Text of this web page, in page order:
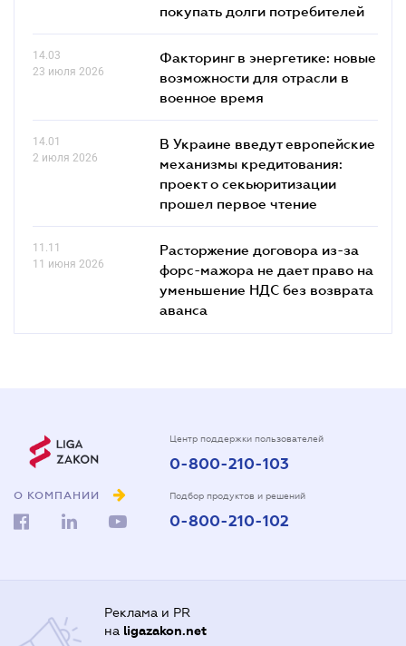
покупать долги потребителей
14.03
23 июля 2026
Факторинг в энергетике: новые
возможности для отрасли в
военное время
14.01
2 июля 2026
В Украине введут европейские
механизмы кредитования:
проект о секьюритизации
прошел первое чтение
11.11
11 июня 2026
Расторжение договора из-за
форс-мажора не дает право на
уменьшение НДС без возврата
аванса
О КОМПАНИИ
Центр поддержки пользователей
0-800-210-103
Подбор продуктов и решений
0-800-210-102
Реклама и PR
на ligazakon.net